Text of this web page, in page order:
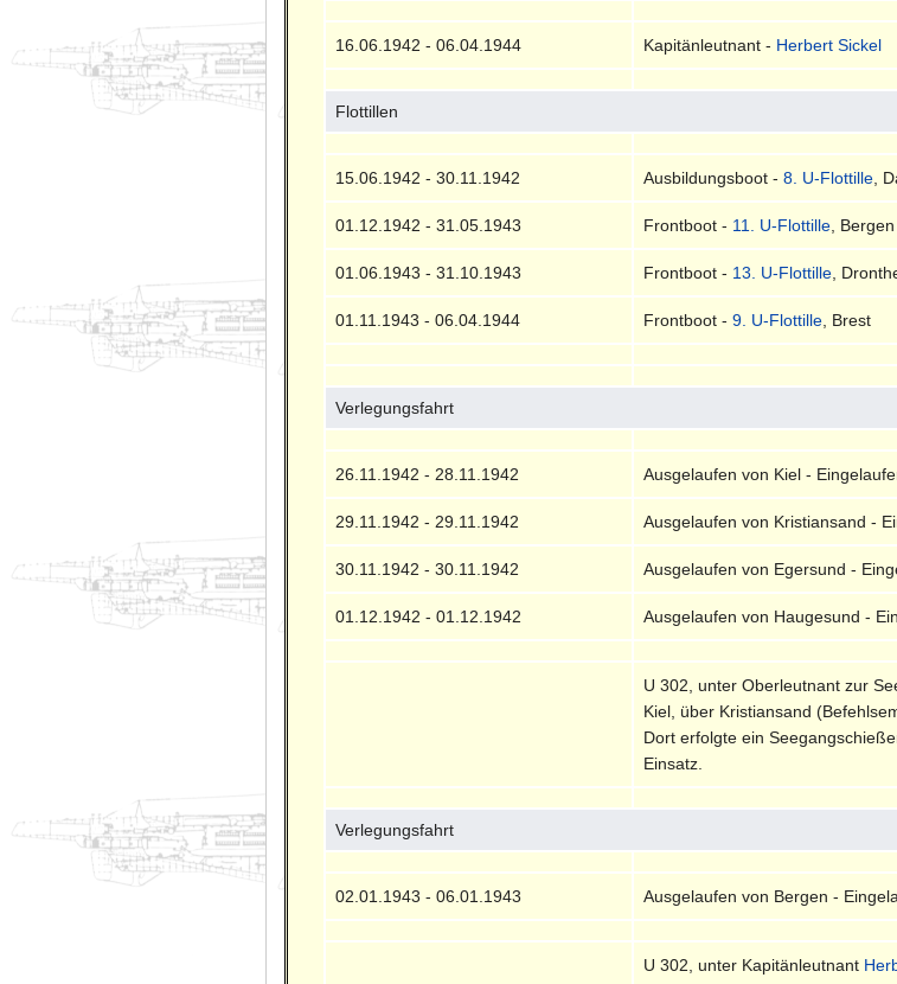
16.06.1942 - 06.04.1944 Kapitänleutnant - Herbert Sickel
Flottillen
15.06.1942 - 30.11.1942 Ausbildungsboot -8. U-Flottille ,
01.12.1942 - 31.05.1943 Frontboot - 11. U-Flottille , Bergen
01.06.1943 - 31.10.1943 Frontboot - 13. U-Flottille ,
01.11.1943 - 06.04.1944 Frontboot -9. U-Flottille , Brest
Verlegungsfahrt
26.11.1942 - 28.11.1942 Ausgelaufen von Kiel -
29.11.1942 - 29.11.1942 Ausgelaufen von Kristiansand -
30.11.1942 - 30.11.1942 Ausgelaufen von Egersund -
01.12.1942 - 01.12.1942 Ausgelaufen von Haugesund -
U 302, unter Oberleutnant zur
Kiel, über Kristiansand
Dort erfolgte ein
Einsatz.
Verlegungsfahrt
02.01.1943 - 06.01.1943 Ausgelaufen von Bergen -
U 302, unter Kapitänleutnant